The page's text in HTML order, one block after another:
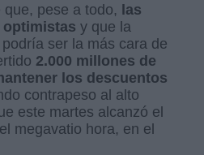
pese a todo, las
y que la
ser la más cara de
2.000 millones de
los descuentos
contrapeso al alto
este martes alcanzó el
megavatio hora, en el